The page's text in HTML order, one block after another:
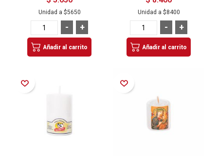
Unidad a $5650
+
-
Añadir al carrito
Unidad a $8400
+
-
Añadir al carrito
Añadir a la Lista de Deseos Añadir a la Lista de Deseos